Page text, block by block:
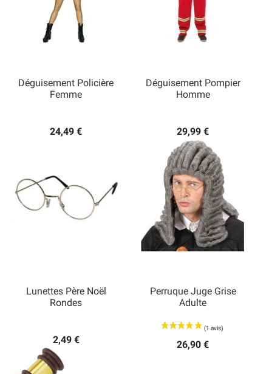
Déguisement Policière
Femme
24,49 €
Déguisement Pompier
Homme
29,99 €
Lunettes Père Noël
Rondes
2,49 €
Perruque Juge Grise
Adulte
26,90 €